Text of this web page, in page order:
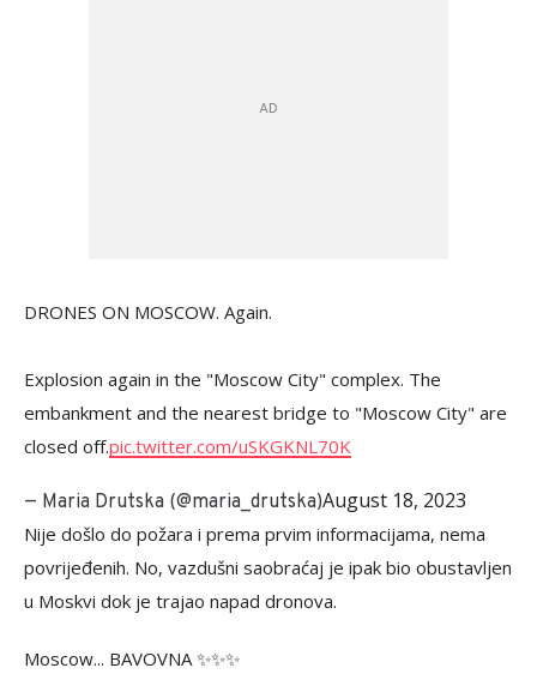
DRONES ON MOSCOW. Again.
Explosion again in the "Moscow City" complex. The
embankment and the nearest bridge to "Moscow City" are
closed off.pic.twitter.com/uSKGKNL70K
— Maria Drutska (@maria_drutska)August 18, 2023
Nije došlo do požara i prema prvim informacijama, nema
povrijeđenih. No, vazdušni saobraćaj je ipak bio obustavljen
u Moskvi dok je trajao napad dronova.
Moscow... BAVOVNA ✨✨✨